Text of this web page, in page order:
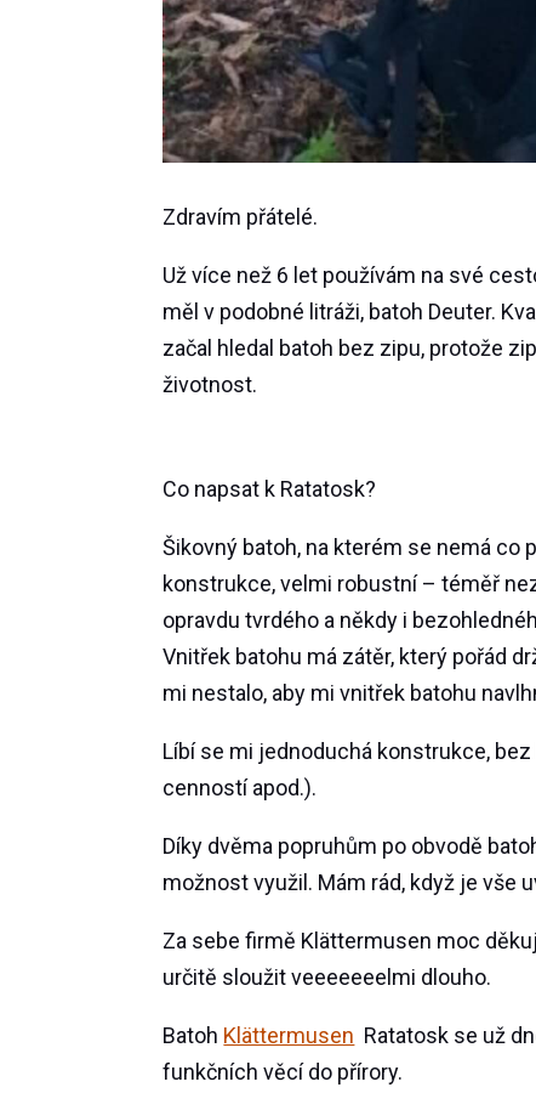
Zdravím přátelé.
Už více než 6 let používám na své
měl v podobné litráži, batoh Deuter.
začal hledal batoh bez zipu, protože
životnost.
Co napsat k Ratatosk?
Šikovný batoh, na kterém se nemá co
konstrukce, velmi robustní – téměř
opravdu tvrdého a někdy i
Vnitřek batohu má zátěr, který pořád
mi nestalo, aby mi vnitřek batohu
Líbí se mi jednoduchá konstrukce,
cenností apod.).
Díky dvěma popruhům po obvodě
možnost využil. Mám rád, když je vše
Za sebe firmě Klättermusen moc
určitě sloužit veeeeeeelmi dlouho.
Batoh Klättermusen Ratatosk se už
funkčních věcí do přírory.